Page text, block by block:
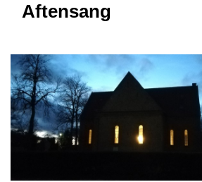
Aftensang